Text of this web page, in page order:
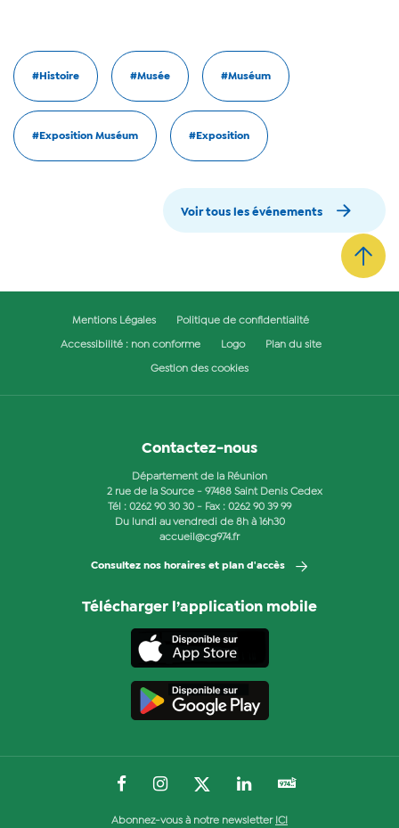
#Histoire #Musée #Muséum
#Exposition Muséum #Exposition
Voir tous les événements
Mentions Légales Politique de confidentialité
Accessibilité : non conforme Logo Plan du site
Gestion des cookies
Contactez-nous
Département de la Réunion
2 rue de la Source - 97488 Saint Denis Cedex
Tél : 0262 90 30 30 - Fax : 0262 90 39 99
Du lundi au vendredi de 8h à 16h30
accueil@cg974.fr
Consultez nos horaires et plan d'accès
Télécharger l’application mobile
Abonnez-vous à notre newsletter ICI